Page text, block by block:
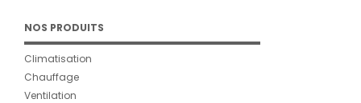
NOS PRODUITS
Climatisation
Chauffage
Ventilation